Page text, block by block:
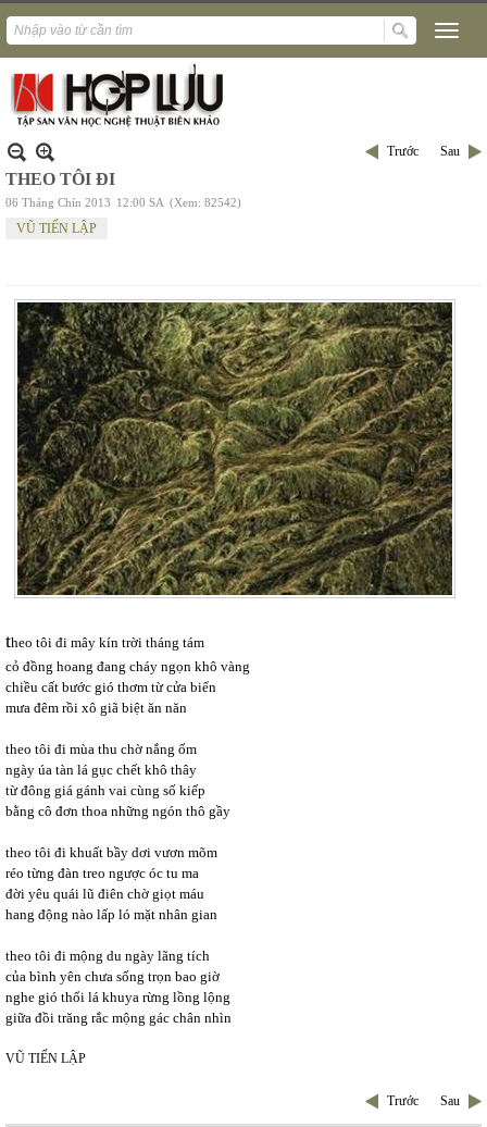
Trước Sau
THEO TÔI ĐI
06 Tháng Chín 2013 12:00 SA (Xem: 82542)
VŨ TIẾN LẬP
theo tôi đi mây kín trời tháng tám
cỏ đồng hoang đang cháy ngọn khô vàng
chiều cất bước gió thơm từ cửa biển
mưa đêm rồi xô giã biệt ăn năn
theo tôi đi mùa thu chờ nắng ốm
ngày úa tàn lá gục chết khô thây
từ đông giá gánh vai cùng số kiếp
bằng cô đơn thoa những ngón thô gầy
theo tôi đi khuất bầy dơi vươn mõm
réo từng đàn treo ngược óc tu ma
đời yêu quái lũ điên chờ giọt máu
hang động nào lấp ló mặt nhân gian
theo tôi đi mộng du ngày lãng tích
của bình yên chưa sống trọn bao giờ
nghe gió thổi lá khuya rừng lồng lộng
giữa đồi trăng rắc mộng gác chân nhìn
VŨ TIẾN LẬP
Trước Sau